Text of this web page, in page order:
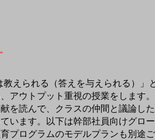
えられる（答えを与えられる）」
アウトプット重視の授業をします
を読んで、クラスの仲間と議論し
います。以下は幹部社員向けグロ
プログラムのモデルプランも別途